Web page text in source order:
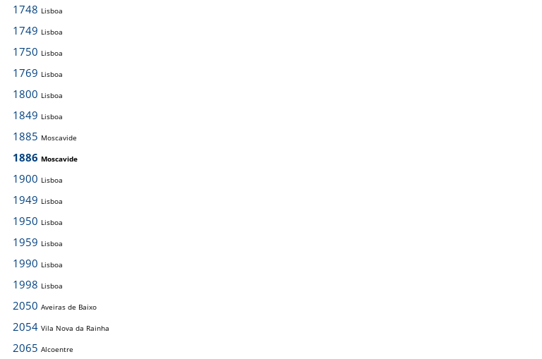
1748 Lisboa
1749 Lisboa
1750 Lisboa
1769 Lisboa
1800 Lisboa
1849 Lisboa
1885 Moscavide
1886 Moscavide
1900 Lisboa
1949 Lisboa
1950 Lisboa
1959 Lisboa
1990 Lisboa
1998 Lisboa
2050 Aveiras de Baixo
2054 Vila Nova da Rainha
2065 Alcoentre